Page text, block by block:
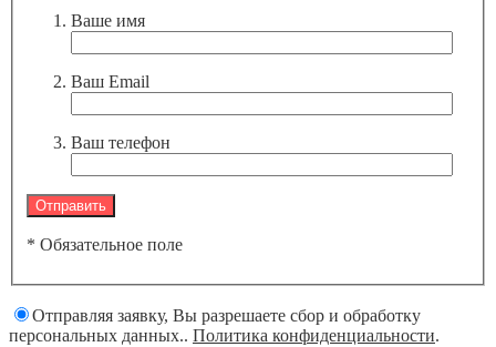
Ваше имя
Ваш Email
Ваш телефон
* Обязательное поле
Отправляя заявку, Вы разрешаете сбор и обработку
персональных данных.. Политика конфиденциальности.